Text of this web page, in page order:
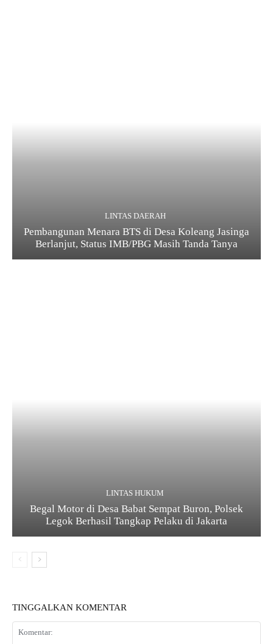
LINTAS DAERAH
Pembangunan Menara BTS di Desa Koleang Jasinga
Berlanjut, Status IMB/PBG Masih Tanda Tanya
LINTAS HUKUM
Begal Motor di Desa Babat Sempat Buron, Polsek
Legok Berhasil Tangkap Pelaku di Jakarta
TINGGALKAN KOMENTAR